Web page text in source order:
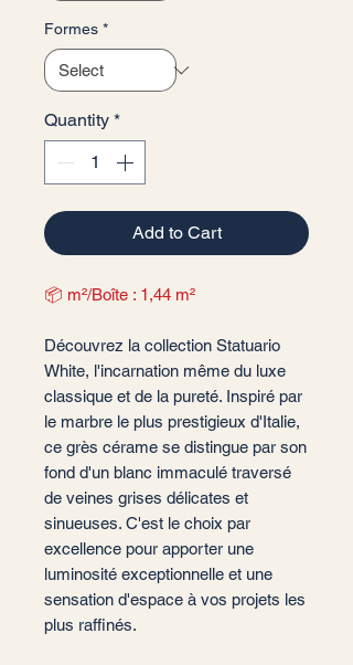
Formes *
Quantity *
Add to Cart
📦 m²/Boîte : 1,44 m²
Découvrez la collection Statuario
White, l'incarnation même du luxe
classique et de la pureté. Inspiré par
le marbre le plus prestigieux d'Italie,
ce grès cérame se distingue par son
fond d'un blanc immaculé traversé
de veines grises délicates et
sinueuses. C'est le choix par
excellence pour apporter une
luminosité exceptionnelle et une
sensation d'espace à vos projets les
plus raffinés.